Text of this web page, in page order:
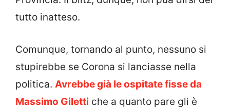
tutto inatteso.
Comunque, tornando al punto, nessuno si
stupirebbe se Corona si lanciasse nella
politica. Avrebbe già le ospitate fisse da
Massimo Giletti che a quanto pare gli è